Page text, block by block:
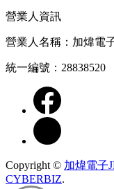
營業人資訊
營業人名稱：加煒電
統一編號：28838520
Copyright © 加煒電子
CYBERBIZ.